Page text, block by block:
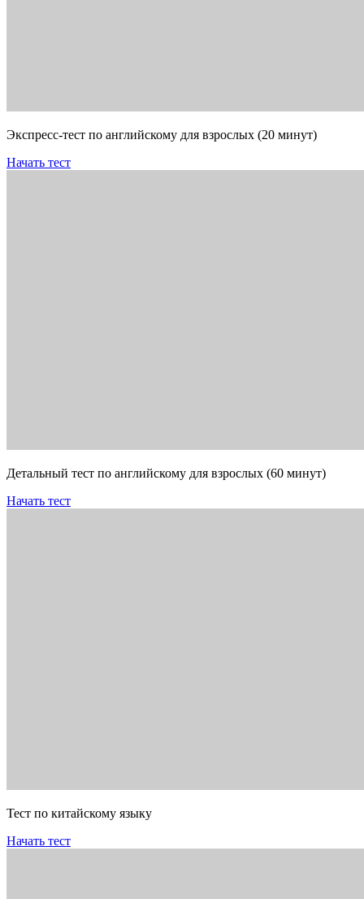
Экспресс-тест по английскому для взрослых (20 минут)
Начать тест
Детальный тест по английскому для взрослых (60 минут)
Начать тест
Тест по китайскому языку
Начать тест